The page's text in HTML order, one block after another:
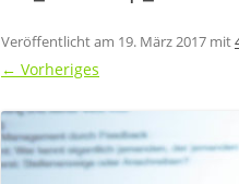
Veröffentlicht am 19. März 2017 mit
← Vorheriges